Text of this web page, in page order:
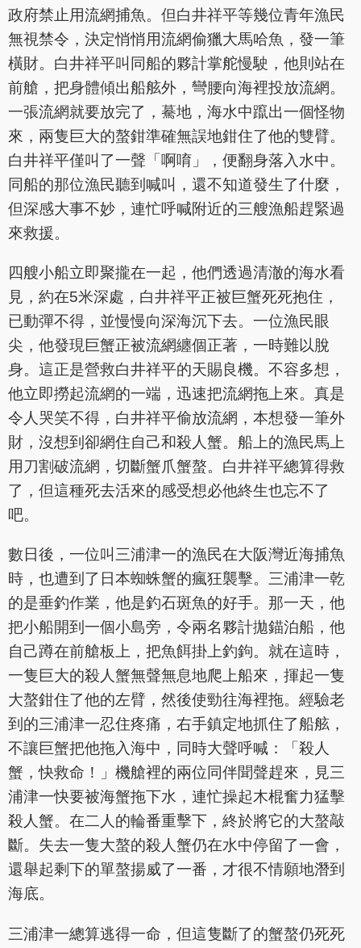
政府禁止用流網捕魚。但白井祥平等幾位青年漁民
無視禁令，決定悄悄用流網偷獵大馬哈魚，發一筆
橫財。白井祥平叫同船的夥計掌舵慢駛，他則站在
前艙，把身體傾出船舷外，彎腰向海裡投放流網。
一張流網就要放完了，驀地，海水中躥出一個怪物
來，兩隻巨大的螯鉗準確無誤地鉗住了他的雙臂。
白井祥平僅叫了一聲「啊唷」，便翻身落入水中。
同船的那位漁民聽到喊叫，還不知道發生了什麼，
但深感大事不妙，連忙呼喊附近的三艘漁船趕緊過
來救援。
四艘小船立即聚攏在一起，他們透過清澈的海水看
見，約在5米深處，白井祥平正被巨蟹死死抱住，
已動彈不得，並慢慢向深海沉下去。一位漁民眼
尖，他發現巨蟹正被流網纏個正著，一時難以脫
身。這正是營救白井祥平的天賜良機。不容多想，
他立即撈起流網的一端，迅速把流網拖上來。真是
令人哭笑不得，白井祥平偷放流網，本想發一筆外
財，沒想到卻網住自己和殺人蟹。船上的漁民馬上
用刀割破流網，切斷蟹爪蟹螯。白井祥平總算得救
了，但這種死去活來的感受想必他終生也忘不了
吧。
數日後，一位叫三浦津一的漁民在大阪灣近海捕魚
時，也遭到了日本蜘蛛蟹的瘋狂襲擊。三浦津一乾
的是垂釣作業，他是釣石斑魚的好手。那一天，他
把小船開到一個小島旁，令兩名夥計拋錨泊船，他
自己蹲在前艙板上，把魚餌掛上釣鉤。就在這時，
一隻巨大的殺人蟹無聲無息地爬上船來，揮起一隻
大螯鉗住了他的左臂，然後使勁往海裡拖。經驗老
到的三浦津一忍住疼痛，右手鎮定地抓住了船舷，
不讓巨蟹把他拖入海中，同時大聲呼喊：「殺人
蟹，快救命！」機艙裡的兩位同伴聞聲趕來，見三
浦津一快要被海蟹拖下水，連忙操起木棍奮力猛擊
殺人蟹。在二人的輪番重擊下，終於將它的大螯敲
斷。失去一隻大螯的殺人蟹仍在水中停留了一會，
還舉起剩下的單螯揚威了一番，才很不情願地潛到
海底。
三浦津一總算逃得一命，但這隻斷了的蟹螯仍死死